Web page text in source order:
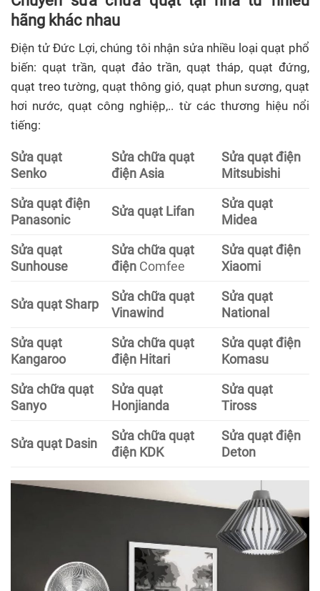
hãng khác nhau
Điện tử Đức Lợi, chúng tôi nhận sửa nhiều loại quạt phổ
biến: quạt trần, quạt đảo trần, quạt tháp, quạt đứng,
quạt treo tường, quạt thông gió, quạt phun sương, quạt
hơi nước, quạt công nghiệp,.. từ các thương hiệu nổi
tiếng:
Sửa quạt
Senko
Sửa chữa quạt
điện Asia
Sửa quạt điện
Mitsubishi
Sửa quạt điện
Panasonic
Sửa quạt Lifan
Sửa quạt
Midea
Sửa quạt
Sunhouse
Sửa chữa quạt
điện Comfee
Sửa quạt điện
Xiaomi
Sửa quạt Sharp
Sửa chữa quạt
Vinawind
Sửa quạt
National
Sửa quạt
Kangaroo
Sửa chữa quạt
điện Hitari
Sửa quạt điện
Komasu
Sửa chữa quạt
Sanyo
Sửa quạt
Honjianda
Sửa quạt
Tiross
Sửa quạt Dasin
Sửa chữa quạt
điện KDK
Sửa quạt điện
Deton